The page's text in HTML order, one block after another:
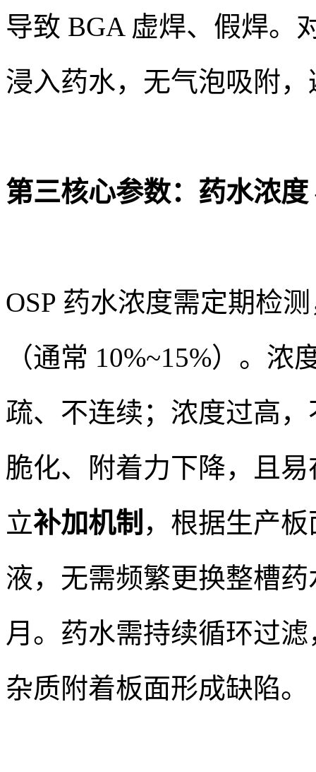
导致 BGA 虚焊、假焊。
浸入药水，无气泡吸附
第三核心参数：药水浓
OSP 药水浓度需定期检
（通常 10%~15%）。
疏、不连续；浓度过高
脆化、附着力下降，且
立补加机制 ，根据生产
液，无需频繁更换整槽
月。药水需持续循环过
杂质附着板面形成缺陷。